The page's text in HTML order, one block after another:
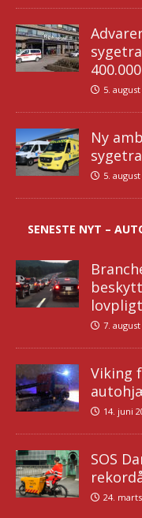
5.
Ny
5.
SENESTE NYT –
7. august
Viking
14. juni
SOS
24.